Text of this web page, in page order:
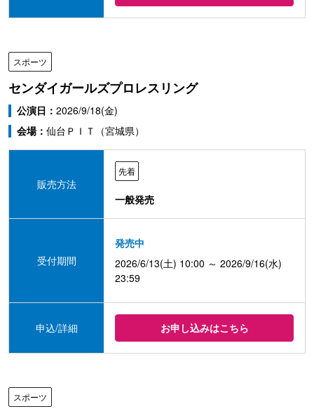
スポーツ
センダイガールズプロレスリング
公演日： 2026/9/18(金)
会場： 仙台ＰＩＴ（宮城県）
販売方法
先着
一般発売
受付期間
発売中
2026/6/13(土) 10:00 ～ 2026/9/16(水)
23:59
申込/詳細 お申し込みはこちら
スポーツ